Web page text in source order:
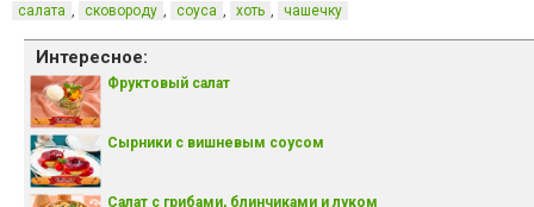
салата , сковороду , соуса , хоть , чашечку
Интересное:
Фруктовый салат
Сырники с вишневым соусом
Салат с грибами, блинчиками и луком